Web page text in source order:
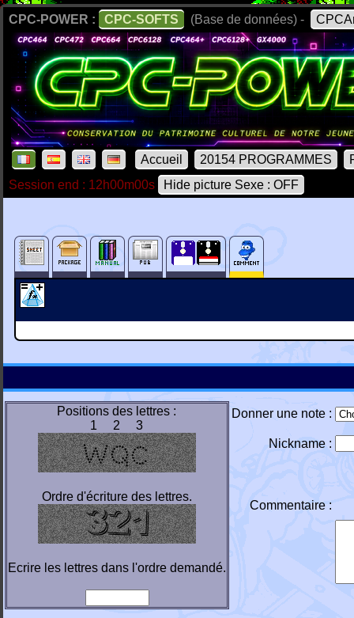
CPC-POWER : CPC-SOFTS (Base de données) -
Accueil 20154 PROGRAMMES
Session end : 12h00m00s
Hide picture Sexe : OFF
Positions des lettres :
1 2 3
Ordre d'écriture des lettres.
Ecrire les lettres dans l'ordre demandé.
Donner une note :
Nickname :
Commentaire :